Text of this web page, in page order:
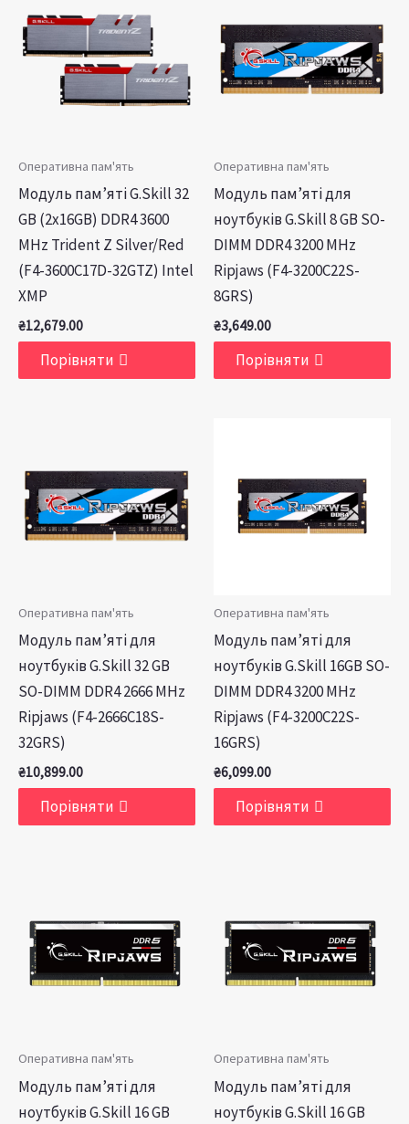
Оперативна пам'ять
Модуль пам’яті G.Skill 32
GB (2x16GB) DDR4 3600
MHz Trident Z Silver/Red
(F4-3600C17D-32GTZ) Intel
XMP
₴12,679.00
Порівняти
Оперативна пам'ять
Модуль пам’яті для
ноутбуків G.Skill 8 GB SO-
DIMM DDR4 3200 MHz
Ripjaws (F4-3200C22S-
8GRS)
₴3,649.00
Порівняти
Оперативна пам'ять
Модуль пам’яті для
ноутбуків G.Skill 32 GB
SO-DIMM DDR4 2666 MHz
Ripjaws (F4-2666C18S-
32GRS)
₴10,899.00
Порівняти
Оперативна пам'ять
Модуль пам’яті для
ноутбуків G.Skill 16GB SO-
DIMM DDR4 3200 MHz
Ripjaws (F4-3200C22S-
16GRS)
₴6,099.00
Порівняти
Оперативна пам'ять
Модуль пам’яті для
ноутбуків G.Skill 16 GB
Оперативна пам'ять
Модуль пам’яті для
ноутбуків G.Skill 16 GB